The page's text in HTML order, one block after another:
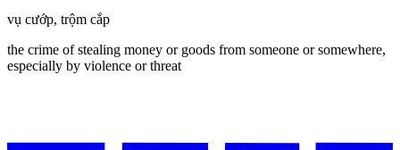
vụ cướp, trộm cắp
the crime of stealing money or goods from someone or somewhere,
especially by violence or threat